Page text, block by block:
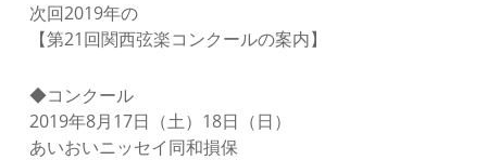
次回2019年の
【第21回関西弦楽コンクールの案内】
◆コンクール
2019年8月17日（土）18日（日）
あいおいニッセイ同和損保